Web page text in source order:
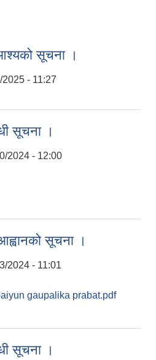
सूचना ।
2025 - 11:27
सूचना ।
2024 - 12:00
सूचना ।
2024 - 11:01
gaupalika prabat.pdf
सूचना ।